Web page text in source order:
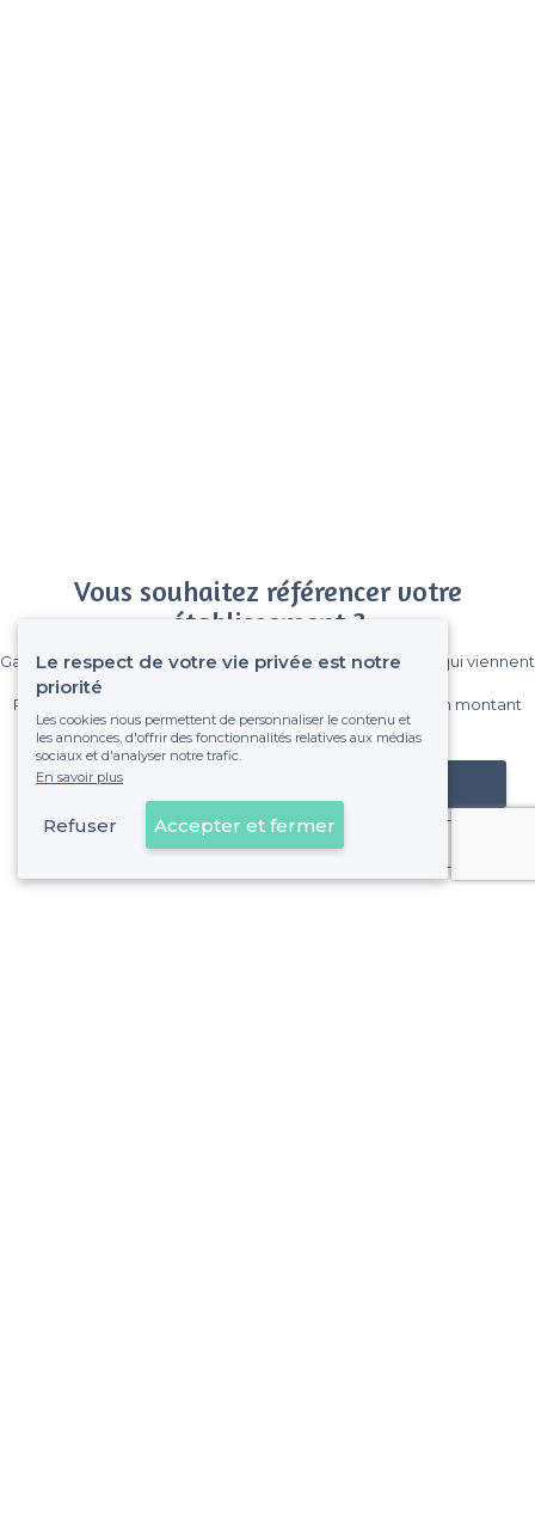
Vous souhaitez référencer votre
établissement ?
Gagnez de nombreux clients parmi le million de visiteurs qui viennent
Pas de commissions et sans engagement, vous payez un montant
fixe sans risque de voir déraper la facture.
Référencer mon établissement
Déjà client
Le respect de votre vie privée est notre
priorité
Les cookies nous permettent de personnaliser le contenu et
les annonces, d'offrir des fonctionnalités relatives aux médias
sociaux et d'analyser notre trafic.
En savoir plus
Refuser Accepter et fermer